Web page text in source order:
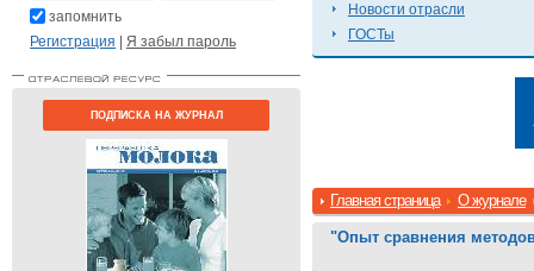
запомнить
Регистрация | Я забыл пароль
ПОДПИСКА НА ЖУРНАЛ
Новости отрасли
ГОСТы
Главная страница О журнале
"Опыт сравнения